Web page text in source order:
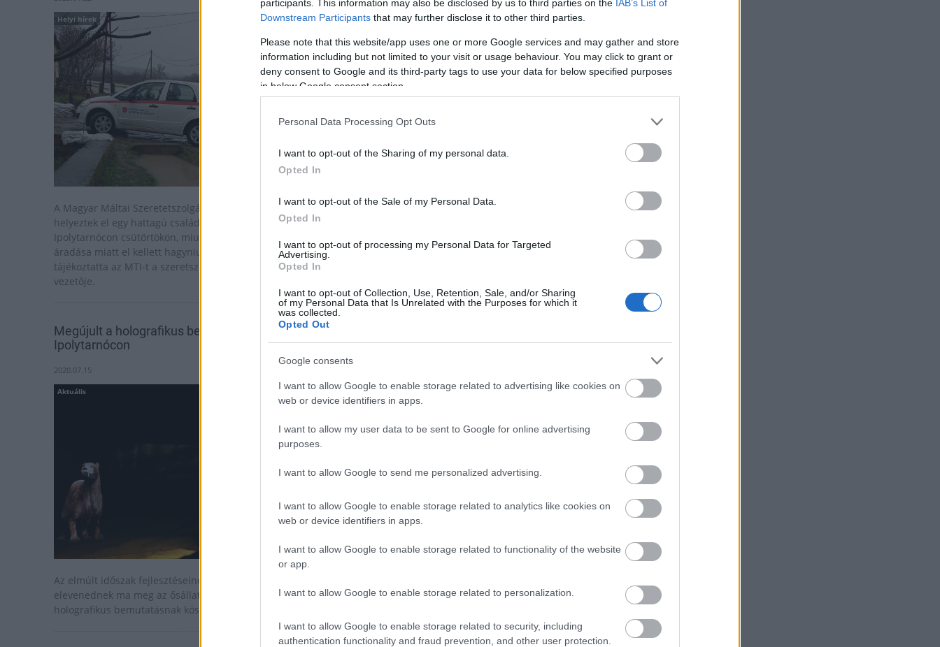
participants. This information may also be disclosed by us to third parties on the IAB’s List of
Downstream Participants that may further disclose it to other third parties.
Please note that this website/app uses one or more Google services and may gather and store
information including but not limited to your visit or usage behaviour. You may click to grant or
deny consent to Google and its third-party tags to use your data for below specified purposes
in below Google consent section.
Personal Data Processing Opt Outs
I want to opt-out of the Sharing of my personal data.
Opted In
I want to opt-out of the Sale of my Personal Data.
Opted In
I want to opt-out of processing my Personal Data for Targeted
Advertising.
Opted In
I want to opt-out of Collection, Use, Retention, Sale, and/or Sharing
of my Personal Data that Is Unrelated with the Purposes for which it
was collected.
Opted Out
Google consents
I want to allow Google to enable storage related to advertising like cookies on
web or device identifiers in apps.
I want to allow my user data to be sent to Google for online advertising
purposes.
I want to allow Google to send me personalized advertising.
I want to allow Google to enable storage related to analytics like cookies on
web or device identifiers in apps.
I want to allow Google to enable storage related to functionality of the website
or app.
I want to allow Google to enable storage related to personalization.
I want to allow Google to enable storage related to security, including
authentication functionality and fraud prevention, and other user protection.
Helyi hírek
A Magyar Máltai Szeretetszolgálat Jelenlét házában
helyeztek el egy hattagú családot a Nógrád megyei
Ipolytarnócon csütörtökön, miután az Ipoly folyó
áradása miatt el kellett hagyniuk az otthonukat -
tájékoztatta az MTI-t a szeretszolgálat kommunikációs
vezetője.
Megújult a holografikus bemutató
Ipolytarnócon
2020.07.15
Aktuális
Az elmúlt időszak fejlesztéseinek köszönhetően
elevenednek ma meg az ősállatok életnagyságban a
holografikus bemutatásnak köszönhetően.
A sok eső miatt heves vízszintemelkedések alakultak ki a
rendeltek el az Ipolyon Ipolytarnócnál
Aktuális
Másodfokú árvízvédelmi készültséget rendeltek el az
hivatalvezetője az MTI-vel.
Ipolytarnóci ősfa monológja egy diáklány
tolmácsolásában
Aktuális